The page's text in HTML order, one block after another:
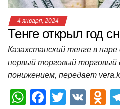
4 января, 2024
Тенге открыл год
Казахстанский тенге в
первый торговый торговый
понижением, передает
W
F
T
V
O